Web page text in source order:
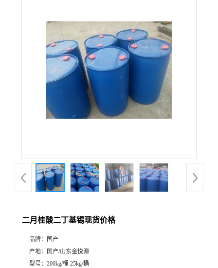
二月桂酸二丁基锡现货价格
品牌：
国产
产地：
国产/山东金悦源
型号： 200kg/桶 25kg/桶